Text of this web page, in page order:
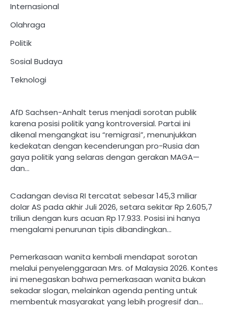
Internasional
Olahraga
Politik
Sosial Budaya
Teknologi
AfD Sachsen-Anhalt terus menjadi sorotan publik
karena posisi politik yang kontroversial. Partai ini
dikenal mengangkat isu “remigrasi”, menunjukkan
kedekatan dengan kecenderungan pro-Rusia dan
gaya politik yang selaras dengan gerakan MAGA—
dan…
Cadangan devisa RI tercatat sebesar 145,3 miliar
dolar AS pada akhir Juli 2026, setara sekitar Rp 2.605,7
triliun dengan kurs acuan Rp 17.933. Posisi ini hanya
mengalami penurunan tipis dibandingkan…
Pemerkasaan wanita kembali mendapat sorotan
melalui penyelenggaraan Mrs. of Malaysia 2026. Kontes
ini menegaskan bahwa pemerkasaan wanita bukan
sekadar slogan, melainkan agenda penting untuk
membentuk masyarakat yang lebih progresif dan…